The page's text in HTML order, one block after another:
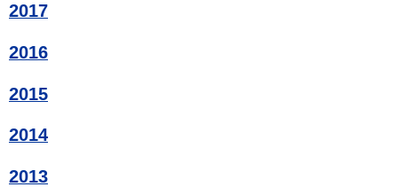
2017
2016
2015
2014
2013